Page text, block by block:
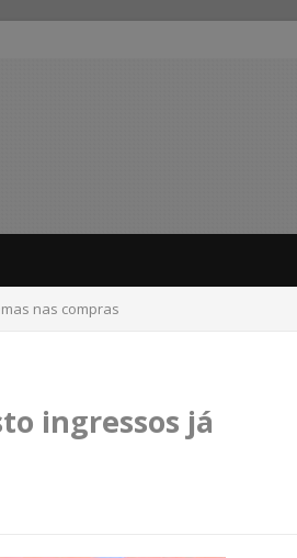
nas compras
ingressos já